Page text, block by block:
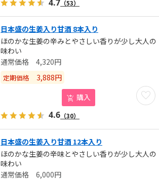
4.7 （53）
日本盛の生姜入り甘酒 8本入り
ほのかな生姜の辛みとやさしい香りが少し大人の
味わい
お気
4,320円
定期価格 3,888円
購入
4.6 （30）
日本盛の生姜入り甘酒 12本入り
ほのかな生姜の辛味とやさしい香りが少し大人の
味わい
6,000円